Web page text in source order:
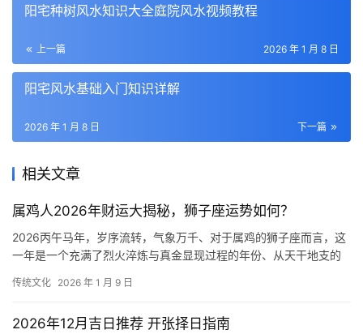
阳宅种树风水知识大全庭院风水视频教程
上一篇 2026 年 1 月 8 日
阳宅风水基础入门知识详解
下一篇
2026 年 1 月 8 日
相关文章
属鸡人2026年财运大揭秘，狮子座运势如何？
2026丙午马年，岁序流转，气象万千、对于属鸡的狮子座而言，这
一年是一个充满了烈火淬炼与真金显现过程的年份、从天干地支的
传统文化 2026 年 1 月 9 日
2026年12月吉日推荐 开张择日指南